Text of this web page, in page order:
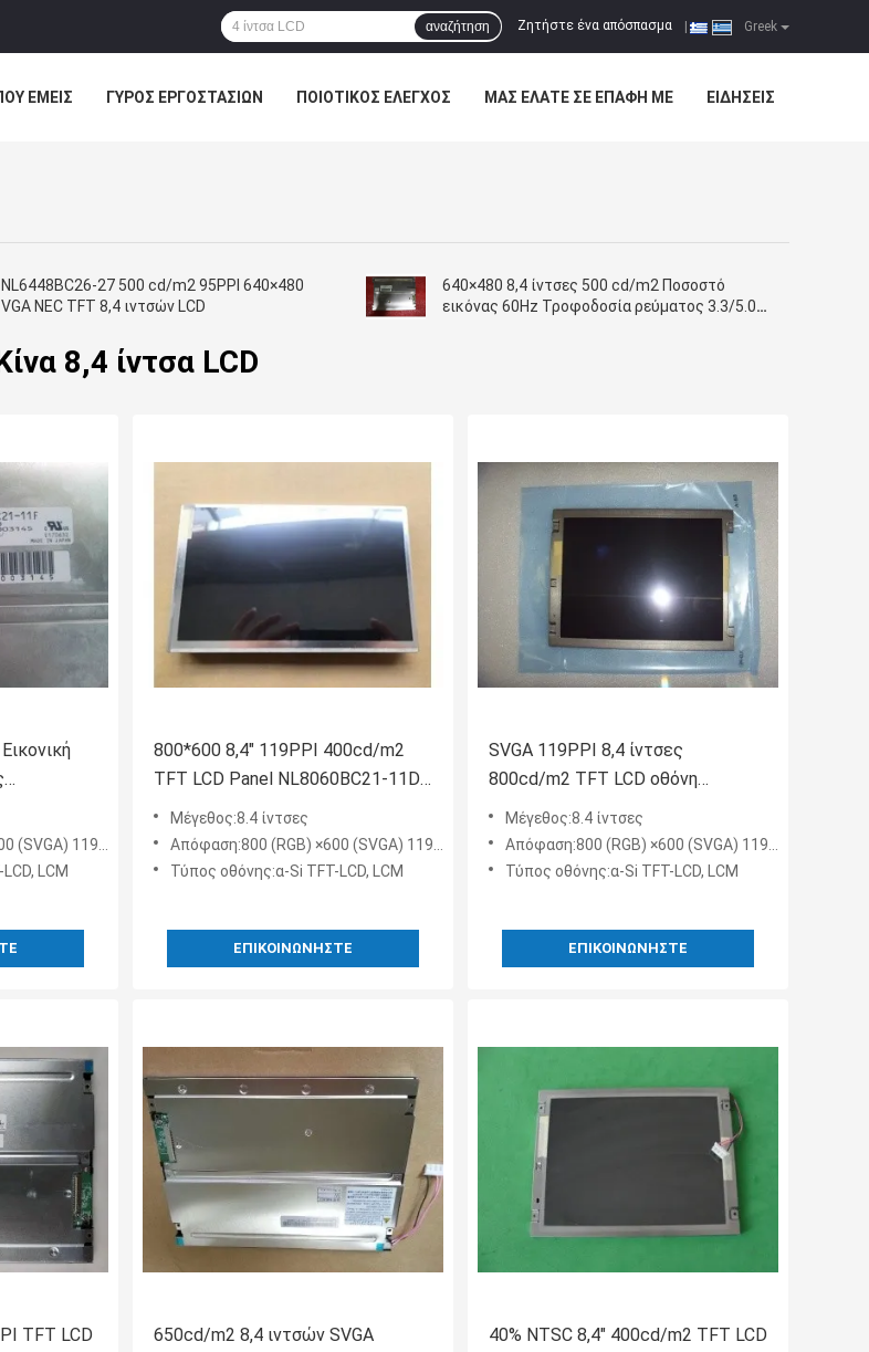
Greek
Ζητήστε ένα απόσπασμα
αναζήτηση
ΕΜΕΊΣ ΓΎΡΟΣ ΕΡΓΟΣΤΑΣΊΩΝ ΠΟΙΟΤΙΚΌΣ ΈΛΕΓΧΟΣ ΜΑΣ ΕΛΆΤΕ ΣΕ ΕΠΑΦΉ ΜΕ ΕΙΔΉΣΕΙΣ
NL6448BC26-27 500 cd/m2 95PPI 640×480
VGA NEC TFT 8,4 ιντσών LCD
640×480 8,4 ίντσες 500 cd/m2 Ποσοστό
εικόνας 60Hz Τροφοδοσία ρεύματος 3.3/5.0V
8,4 ίντσα LCD
11F
119PPI
LCM
800*600 8,4" 119PPI 400cd/m2
TFT LCD Panel NL8060BC21-11D
οθόνη LCD
Μέγεθος:8.4 ίντσες
Απόφαση:800 (RGB) ×600 (SVGA) 119PPI
Τύπος οθόνης:α-Si TFT-LCD, LCM
ΕΠΙΚΟΙΝΩΝΉΣΤΕ
SVGA 119PPI 8,4 ίντσες
800cd/m2 TFT LCD οθόνη
NL8060BC21-11C
Μέγεθος:8.4 ίντσες
Απόφαση:800 (RGB) ×600 (SVGA) 119PPI
Τύπος οθόνης:α-Si TFT-LCD, LCM
ΕΠΙΚΟΙΝΩΝΉΣΤΕ
TFT LCD
650cd/m2 8,4 ιντσών SVGA
40% NTSC 8,4" 400cd/m2 TFT LCD